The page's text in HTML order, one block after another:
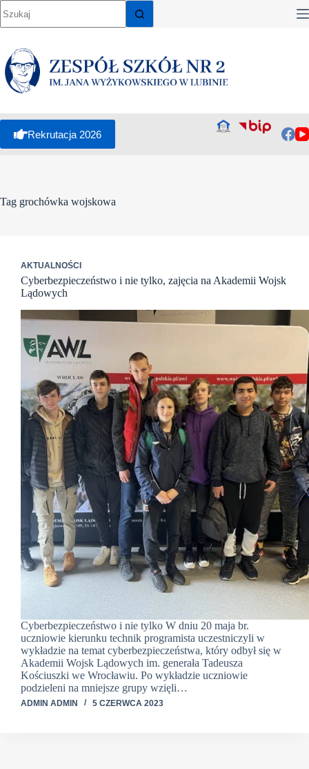
do
treści
Rekrutacja 2026
Tag grochówka wojskowa
AKTUALNOŚCI
Cyberbezpieczeństwo i nie tylko, zajęcia na Akademii Wojsk
Lądowych
Cyberbezpieczeństwo i nie tylko W dniu 20 maja br.
uczniowie kierunku technik programista uczestniczyli w
wykładzie na temat cyberbezpieczeństwa, który odbył się w
Akademii Wojsk Lądowych im. generała Tadeusza
Kościuszki we Wrocławiu. Po wykładzie uczniowie
podzieleni na mniejsze grupy wzięli…
ADMIN ADMIN 5 CZERWCA 2023